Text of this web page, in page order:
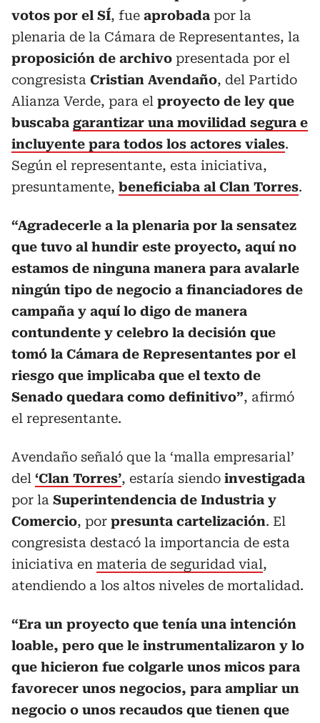
votos por el SÍ, fue aprobada por la
plenaria de la Cámara de Representantes, la
proposición de archivo presentada por el
congresista Cristian Avendaño, del Partido
Alianza Verde, para el proyecto de ley que
buscaba garantizar una movilidad segura e
incluyente para todos los actores viales.
Según el representante, esta iniciativa,
presuntamente, beneficiaba al Clan Torres.
“Agradecerle a la plenaria por la sensatez
que tuvo al hundir este proyecto, aquí no
estamos de ninguna manera para avalarle
ningún tipo de negocio a financiadores de
campaña y aquí lo digo de manera
contundente y celebro la decisión que
tomó la Cámara de Representantes por el
riesgo que implicaba que el texto de
Senado quedara como definitivo”, afirmó
el representante.
Avendaño señaló que la ‘malla empresarial’
del ‘Clan Torres’, estaría siendo investigada
por la Superintendencia de Industria y
Comercio, por presunta cartelización. El
congresista destacó la importancia de esta
iniciativa en materia de seguridad vial,
atendiendo a los altos niveles de mortalidad.
“Era un proyecto que tenía una intención
loable, pero que le instrumentalizaron y lo
que hicieron fue colgarle unos micos para
favorecer unos negocios, para ampliar un
negocio o unos recaudos que tienen que